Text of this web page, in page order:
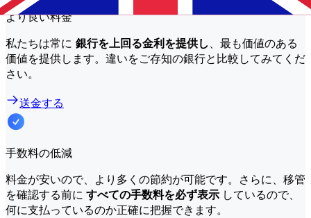
より良い料金
私たちは常に 銀行を上回る金利を提供し 、最も価値のある
価値を提供します。違いをご存知の銀行と比較してみてくだ
さい。
送金する
手数料の低減
料金が安いので、より多くの節約が可能です。さらに、移管
を確認する前に すべての手数料を必ず表示 しているので、
何に支払っているのか正確に把握できます。